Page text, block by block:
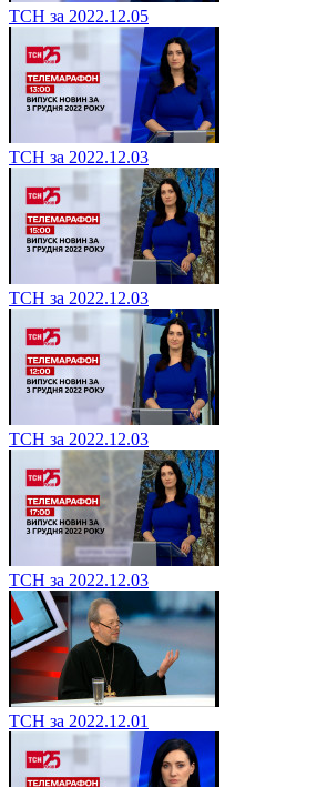
ТСН за 2022.12.05
ТСН за 2022.12.03
ТСН за 2022.12.03
ТСН за 2022.12.03
ТСН за 2022.12.03
ТСН за 2022.12.01